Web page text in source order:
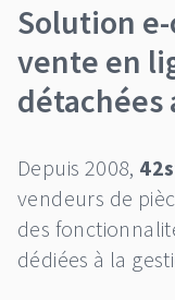
Solution
vente en
détachées
Depuis 2008,
vendeurs de
des
dédiées à la